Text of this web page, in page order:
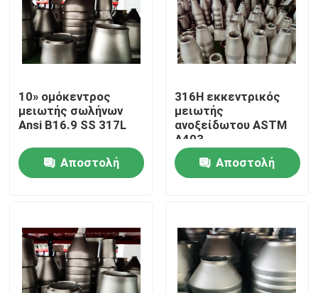
Σπίτι
Προϊόντα
Γύρος εργοστασίων
10» ομόκεντρος
μειωτής σωλήνων
Ansi B16.9 SS 317L
Αποστολή
316H εκκεντρικός
μειωτής
ανοξείδωτου ASTM
A403
Αποστολή